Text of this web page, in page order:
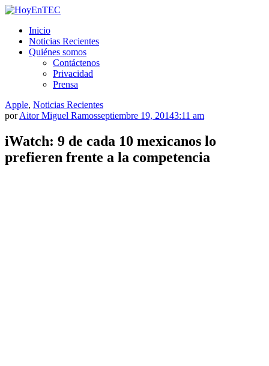
Saltar
contenido.
Inicio
Noticias Recientes
Quiénes somos
Contáctenos
Privacidad
Prensa
Apple, Noticias Recientes
porAitor Miguel Ramosseptiembre 19, 20143:11 am
iWatch: 9 de cada 10 mexicanos lo
prefieren frente a la competencia